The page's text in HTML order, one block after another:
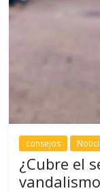
consejos
¿Cubre el